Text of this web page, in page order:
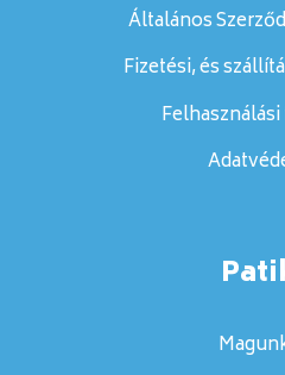
Általános
Fizetési, és